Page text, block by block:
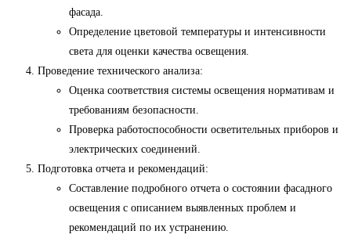
фасада.
Определение цветовой температуры и интенсивности
света для оценки качества освещения.
Проведение технического анализа:
Оценка соответствия системы освещения нормативам и
требованиям безопасности.
Проверка работоспособности осветительных приборов и
электрических соединений.
Подготовка отчета и рекомендаций:
Составление подробного отчета о состоянии фасадного
освещения с описанием выявленных проблем и
рекомендаций по их устранению.